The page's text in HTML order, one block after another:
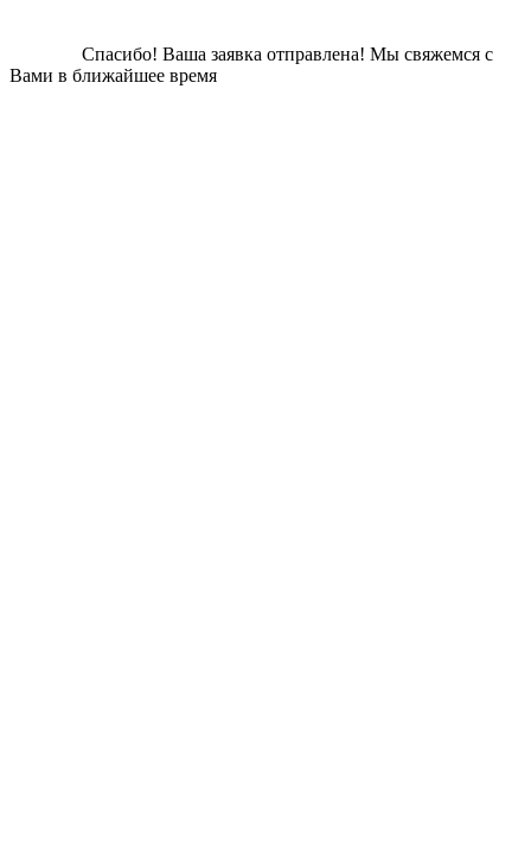
Спасибо! Ваша заявка отправлена! Мы свяжемся с
Вами в ближайшее время